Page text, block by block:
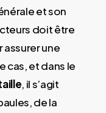
et son
doit être
une
cas, et dans le
, il s’agit
de la